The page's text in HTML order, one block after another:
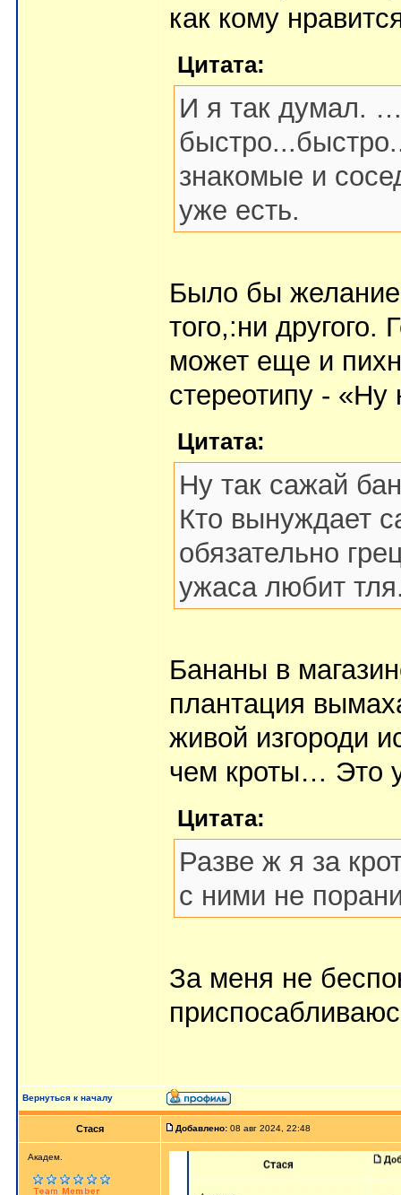
как кому
Цитата:
И я так думал. …
знакомые и
уже есть.
Было бы желание
того,:ни другого.
может еще и
стереотипу - «Ну
Цитата:
Ну так сажай
Кто вынуждает
обязательно
ужаса любит
Бананы в
плантация
живой изгороди
чем кроты… Это
Цитата:
Разве ж я за
с ними не
За меня не
Вернуться к началу
Стася Добавлено: 08 авг 2024, 22:48
Aкaдeм.